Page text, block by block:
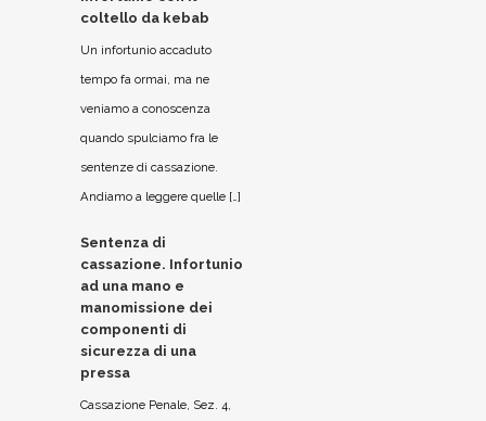
coltello da kebab
Un infortunio accaduto
tempo fa ormai, ma ne
veniamo a conoscenza
quando spulciamo fra le
sentenze di cassazione.
Andiamo a leggere quelle […]
Sentenza di
cassazione. Infortunio
ad una mano e
manomissione dei
componenti di
sicurezza di una
pressa
Cassazione Penale, Sez. 4,